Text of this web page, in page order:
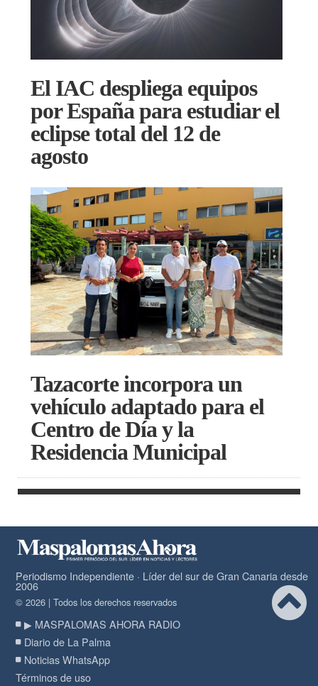
El IAC despliega equipos
por España para estudiar el
eclipse total del 12 de
agosto
Tazacorte incorpora un
vehículo adaptado para el
Centro de Día y la
Residencia Municipal
Periodismo Independiente · Líder del sur de Gran Canaria desde
2006
© 2026 | Todos los derechos reservados
▶ MASPALOMAS AHORA RADIO
Diario de La Palma
Noticias WhatsApp
Términos de uso